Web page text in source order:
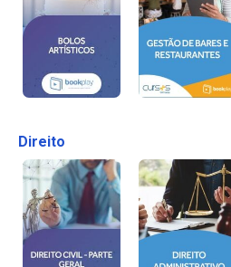
Direito